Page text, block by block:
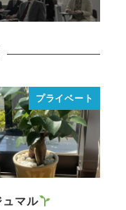
プライベート
マル